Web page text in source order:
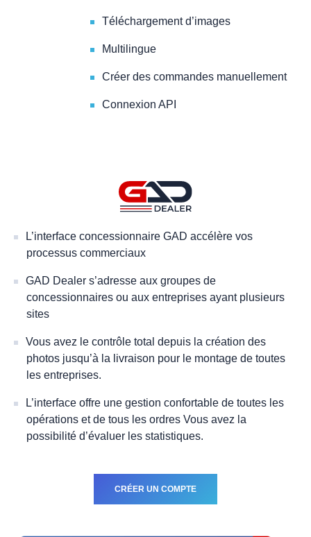
Téléchargement d’images
Multilingue
Créer des commandes manuellement
Connexion API
L’interface concessionnaire GAD accélère vos
processus commerciaux
GAD Dealer s’adresse aux groupes de
concessionnaires ou aux entreprises ayant plusieurs
sites
Vous avez le contrôle total depuis la création des
photos jusqu’à la livraison pour le montage de toutes
les entreprises.
L’interface offre une gestion confortable de toutes les
opérations et de tous les ordres Vous avez la
possibilité d’évaluer les statistiques.
CRÉER UN COMPTE